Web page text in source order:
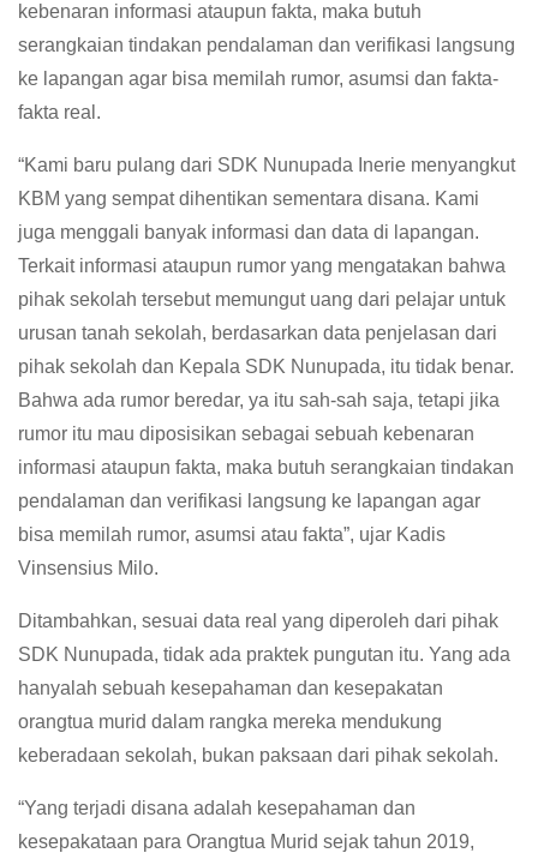
kebenaran informasi ataupun fakta, maka butuh
serangkaian tindakan pendalaman dan verifikasi langsung
ke lapangan agar bisa memilah rumor, asumsi dan fakta-
fakta real.
“Kami baru pulang dari SDK Nunupada Inerie menyangkut
KBM yang sempat dihentikan sementara disana. Kami
juga menggali banyak informasi dan data di lapangan.
Terkait informasi ataupun rumor yang mengatakan bahwa
pihak sekolah tersebut memungut uang dari pelajar untuk
urusan tanah sekolah, berdasarkan data penjelasan dari
pihak sekolah dan Kepala SDK Nunupada, itu tidak benar.
Bahwa ada rumor beredar, ya itu sah-sah saja, tetapi jika
rumor itu mau diposisikan sebagai sebuah kebenaran
informasi ataupun fakta, maka butuh serangkaian tindakan
pendalaman dan verifikasi langsung ke lapangan agar
bisa memilah rumor, asumsi atau fakta”, ujar Kadis
Vinsensius Milo.
Ditambahkan, sesuai data real yang diperoleh dari pihak
SDK Nunupada, tidak ada praktek pungutan itu. Yang ada
hanyalah sebuah kesepahaman dan kesepakatan
orangtua murid dalam rangka mereka mendukung
keberadaan sekolah, bukan paksaan dari pihak sekolah.
“Yang terjadi disana adalah kesepahaman dan
kesepakataan para Orangtua Murid sejak tahun 2019,